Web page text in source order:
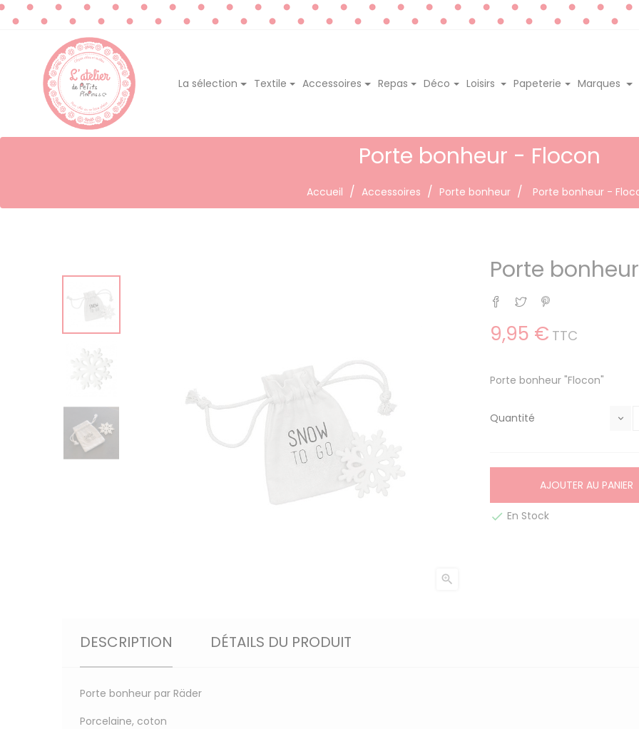
La sélection Textile Accessoires Repas Déco Loisirs Papeterie Marques
Porte bonheur - Flocon
Accueil Accessoires Porte bonheur Porte bonheur -

Porte
Partager
Tweet
9,95 € TTC
Porte bonheur "Flocon"
Quantité
AJOUTER AU PANIER
 En Stock
DESCRIPTION DÉTAILS DU PRODUIT
Porte bonheur par Räder
Porcelaine, coton